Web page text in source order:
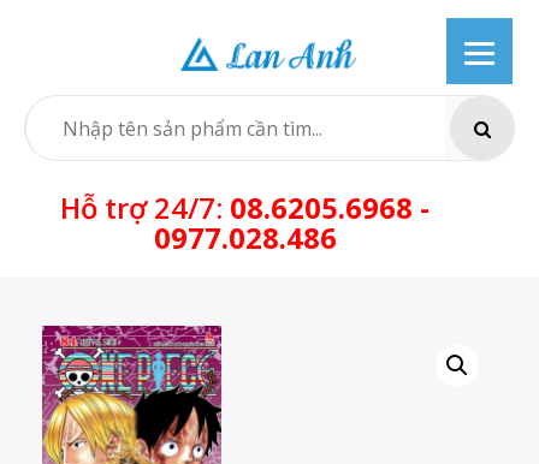
SEARCH
Hỗ trợ 24/7: 08.6205.6968 -
0977.028.486